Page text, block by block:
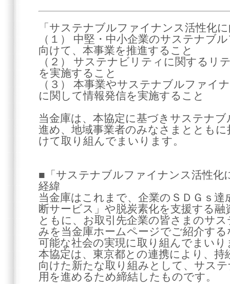
「サステナブルファイナンス活性化
（１） 中堅・中小企業のサステナブ
向けて、本事業を推進すること
（２） サステナビリティに関するリ
を実施すること
（３） 本事業やサステナブルファイ
に関して情報発信を実施すること
当金庫は、本協定に基づきサステナ
進め、地域事業者のみなさまととも
けて取り組んでまいります。
■「サステナブルファイナンス活性化
経緯
当金庫はこれまで、企業のＳＤＧｓ達
断サービス」や脱炭素化を支援する
ともに、お取引先企業の皆さまのサ
みを当金庫ホームページでご紹介す
可能な社会の実現に取り組んでまいり
本協定は、東京都との連携により、持
向けた新たな取り組みとして、サス
用を進めるため締結したものです。